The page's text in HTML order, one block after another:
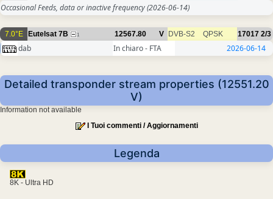
Occasional Feeds, data or inactive frequency(2026-06-14)
7.0°E Eutelsat 7B 1 12567.80 V DVB-S2 QPSK 17017 2/3
dab In chiaro - FTA 2026-06-14
Detailed transponder stream properties (12551.20
V)
Information not available
I Tuoi commenti / Aggiornamenti
Legenda
8K - Ultra HD